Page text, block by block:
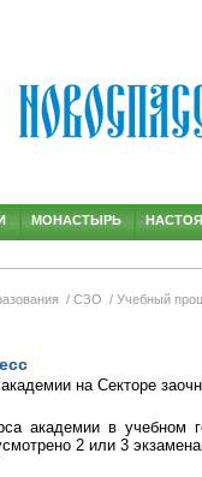
/ СЗО / Учебный
на Секторе
академии в учебном
2 или 3
МОНАСТЫРЬ